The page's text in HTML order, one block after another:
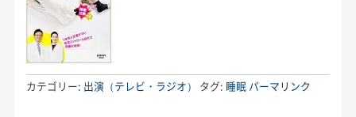
カテゴリー: 出演（テレビ・ラジオ） タグ: 睡眠 パーマリンク